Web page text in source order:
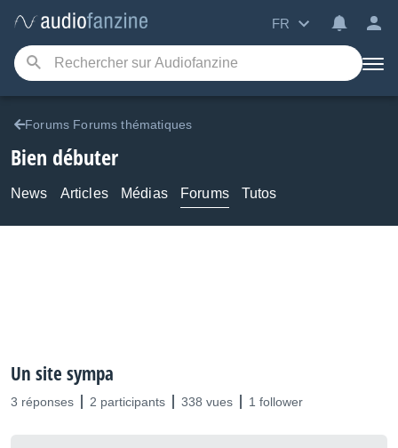
FR
Forums Forums thématiques
Bien débuter
News Articles Médias Forums Tutos
Un site sympa
3 réponses 2 participants 338 vues 1 follower